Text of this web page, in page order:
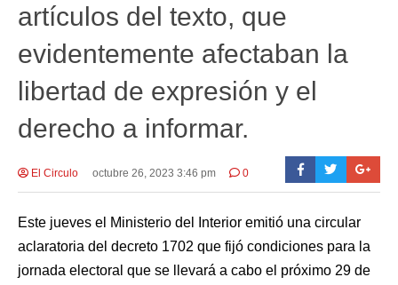
artículos del texto, que
evidentemente afectaban la
libertad de expresión y el
derecho a informar.
El Circulo octubre 26, 2023 3:46 pm 0
Este jueves el Ministerio del Interior emitió una circular
aclaratoria del decreto 1702 que fijó condiciones para la
jornada electoral que se llevará a cabo el próximo 29 de